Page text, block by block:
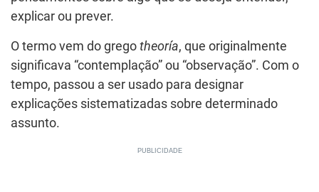
explicar ou prever.
O termo vem do grego theoría, que originalmente
significava “contemplação” ou “observação”. Com o
tempo, passou a ser usado para designar
explicações sistematizadas sobre determinado
assunto.